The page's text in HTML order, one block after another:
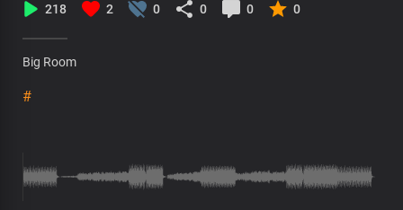
218 2 0 0 0 0
Big Room
#